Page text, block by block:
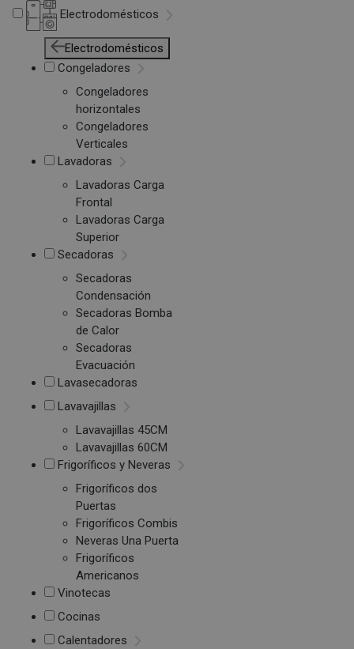
Electrodomésticos
Electrodomésticos
Congeladores
Congeladores
horizontales
Congeladores
Verticales
Lavadoras
Lavadoras Carga
Frontal
Lavadoras Carga
Superior
Secadoras
Secadoras
Condensación
Secadoras Bomba
de Calor
Secadoras
Evacuación
Lavasecadoras
Lavavajillas
Lavavajillas 45CM
Lavavajillas 60CM
Frigoríficos y Neveras
Frigoríficos dos
Puertas
Frigoríficos Combis
Neveras Una Puerta
Frigoríficos
Americanos
Vinotecas
Cocinas
Calentadores